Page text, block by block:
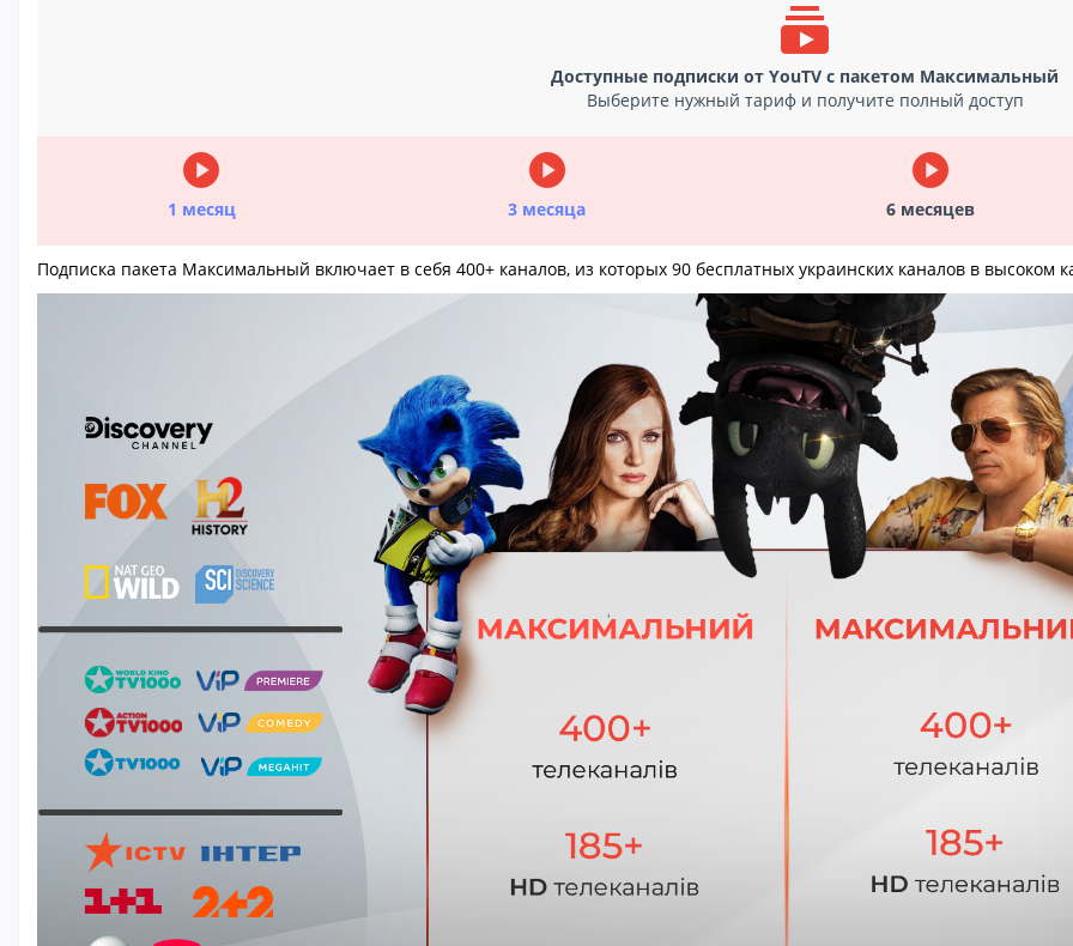
subscriptions
Доступные подписки от YouTV с пакетом Максимальный
Выберите нужный тариф и получите полный доступ
play_circle
1 месяц
play_circle
3 месяца
play_circle
6 месяцев
Подписка пакета Максимальный включает в себя 400+ каналов, из которых 90 бесплатных украинских каналов в высоком